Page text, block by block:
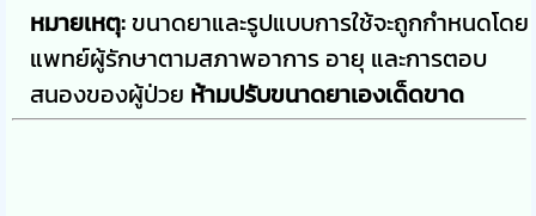
หมายเหตุ:ขนาดยาและรูปแบบการใช้จะถูกกำหนดโดย
แพทย์ผู้รักษาตามสภาพอาการ อายุ และการตอบ
สนองของผู้ป่วย ห้ามปรับขนาดยาเองเด็ดขาด